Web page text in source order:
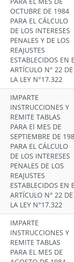
OCTUBRE DE 1984
PARA EL CÁLCULO
DE LOS INTERESES
PENALES Y DE LOS
REAJUSTES
ESTABLECIDOS EN
ARTÍCULO N° 22 DE
LA LEY N°17.322
IMPARTE
INSTRUCCIONES Y
REMITE TABLAS
PARA El MES DE
SEPTIEMBRE DE
PARA EL CÁLCULO
DE LOS INTERESES
PENALES DE LOS
REAJUSTES
ESTABLECIDOS EN
ARTÍCULO N° 22 DE
LA LEY N°17.322
IMPARTE
INSTRUCCIONES Y
REMITE TABLAS
PARA EL MES DE